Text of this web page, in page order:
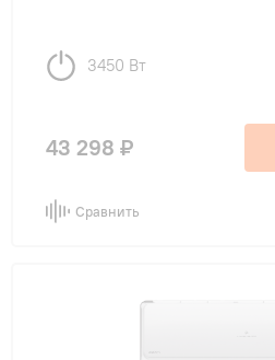
3450 Вт
43 298 ₽
Сравнить